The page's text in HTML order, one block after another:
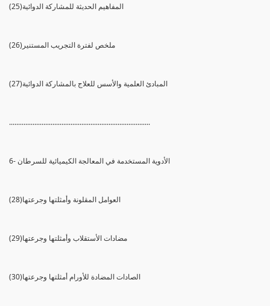
(25)المفاهيم الحديثة للمشاركة الدوائية
(26)ملخص لفترة التجريب المستنير
(27)المبادئ العلمية والأسس للعلاج بالمشاركة الدوائية
..............................................................................
6- الأدوية المستخدمة في المعالجة الكيميائية للسرطان
(28)العوامل المقلونة وأمثلتها وجرعتها
(29)مضادات الأستقلاب وأمثلتها وجرعتها
(30)الصادات المضادة للأورام أمثلتها وجرعتها